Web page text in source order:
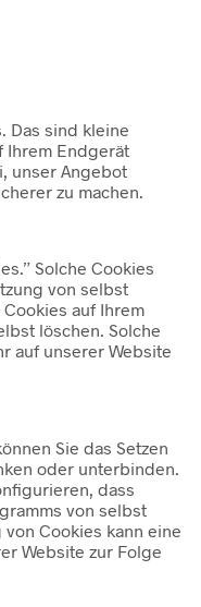
Das sind kleine
Ihrem Endgerät
unser Angebot
zu machen.
Solche Cookies
von selbst
auf Ihrem
löschen. Solche
auf unserer Website
Sie das Setzen
oder unterbinden.
dass
von selbst
Cookies kann eine
Website zur Folge